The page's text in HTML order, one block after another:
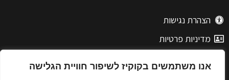
אנו משתמשים בקוקיז לשיפור חוויית הגלישה
הצהרת נגישות
מדיניות פרטיות